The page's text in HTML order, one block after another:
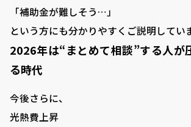
「補助金が難しそう…」
という方にも分かりやすくご説明してい
2026年は“まとめて相談”する人が
る時代
今後さらに、
光熱費上昇